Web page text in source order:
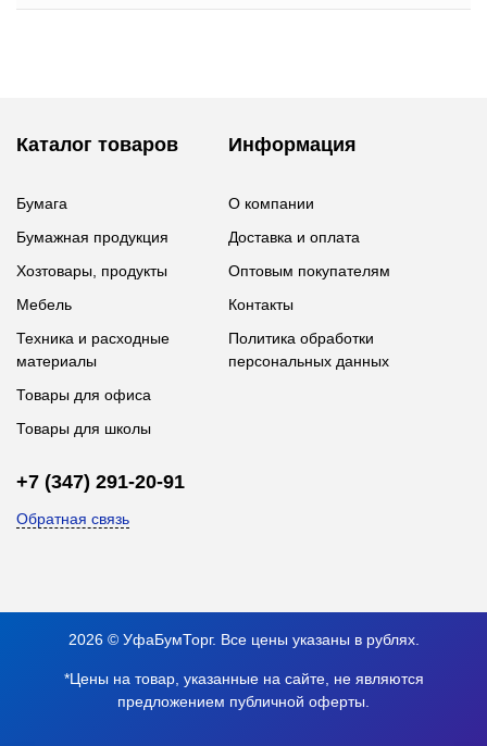
Каталог товаров
Бумага
Бумажная продукция
Хозтовары, продукты
Мебель
Техника и расходные
материалы
Товары для офиса
Товары для школы
Информация
О компании
Доставка и оплата
Оптовым покупателям
Контакты
Политика обработки
персональных данных
+7 (347) 291-20-91
Обратная связь
2026 © УфаБумТорг. Все цены указаны в рублях.
*Цены на товар, указанные на сайте, не являются
предложением публичной оферты.